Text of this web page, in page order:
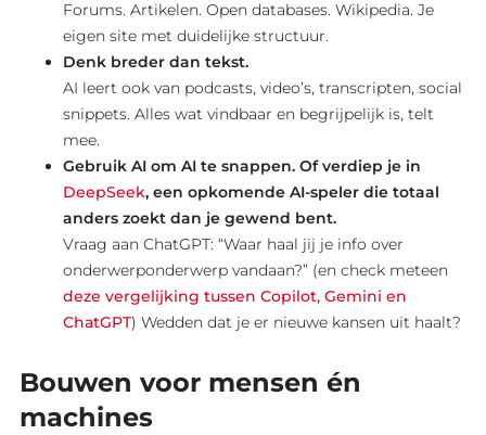
Forums. Artikelen. Open databases. Wikipedia. Je
eigen site met duidelijke structuur.
Denk breder dan tekst.
AI leert ook van podcasts, video’s, transcripten, social
snippets. Alles wat vindbaar en begrijpelijk is, telt
mee.
Gebruik AI om AI te snappen. Of verdiep je in
DeepSeek, een opkomende AI-speler die totaal
anders zoekt dan je gewend bent.
Vraag aan ChatGPT: “Waar haal jij je info over
onderwerponderwerp vandaan?” (en check meteen
deze vergelijking tussen Copilot, Gemini en
ChatGPT) Wedden dat je er nieuwe kansen uit haalt?
Bouwen voor mensen én
machines